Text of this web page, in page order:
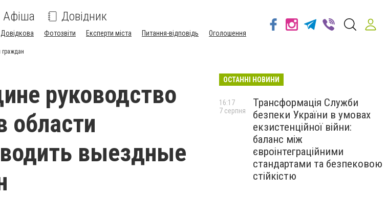
Афіша Довідник
Довідкова Фотозвіти Експерти міста Питання-відповідь Оголошення
руководство
выездные
ОСТАННІ НОВИНИ
Трансформація Служби
безпеки України в умовах
екзистенційної війни:
баланс між
євроінтеграційними
стандартами та безпековою
стійкістю
16:17
7 серпня